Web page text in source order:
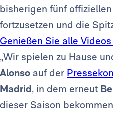
bisherigen fünf
fortzusetzen und die
Genießen Sie alle
„Wir spielen zu Hause
Alonso auf der
Madrid, in dem erneut
dieser Saison